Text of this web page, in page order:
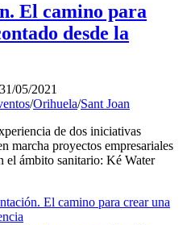
El camino para
desde la
31/05/2021
/Orihuela/Sant Joan
de dos iniciativas
marcha proyectos empresariales
el ámbito sanitario: Ké Water
El camino para crear una